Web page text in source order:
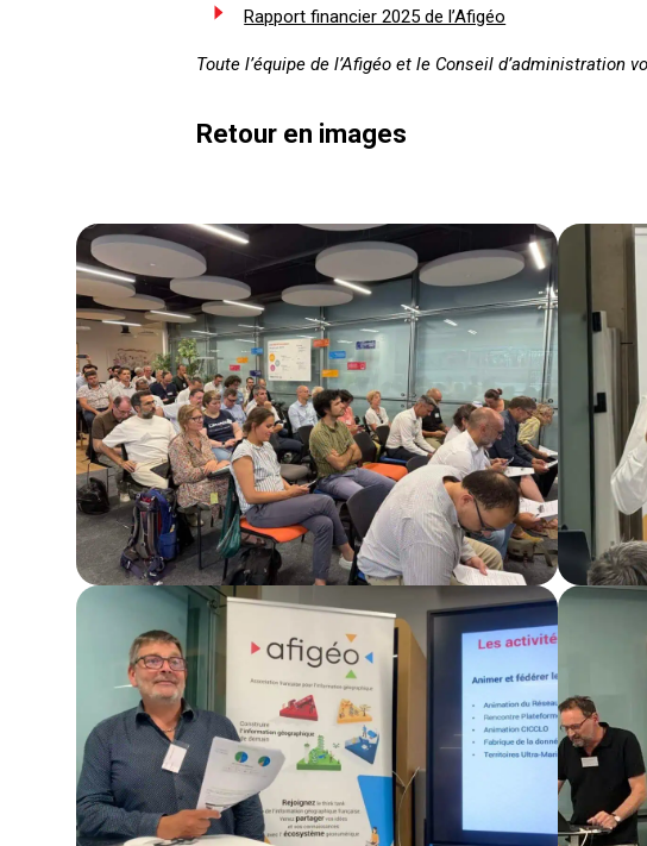
Rapport financier 2025 de l’Afigéo
Toute l’équipe de l’Afigéo et le Conseil d’administration
Retour en images